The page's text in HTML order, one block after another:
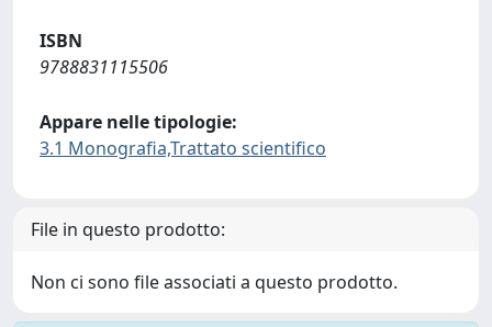
ISBN
9788831115506
Appare nelle tipologie:
3.1 Monografia,Trattato scientifico
File in questo prodotto:
Non ci sono file associati a questo prodotto.